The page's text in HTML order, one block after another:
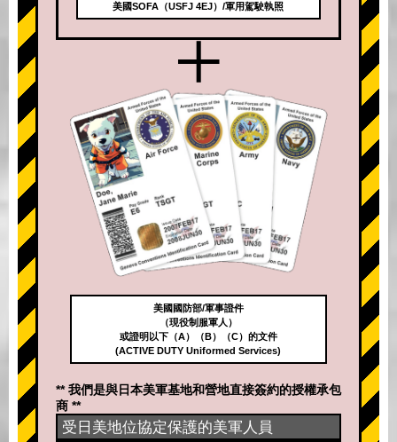
美國SOFA（USFJ 4EJ）/軍用駕駛執照
+
美國國防部/軍事證件
（現役制服軍人）
或證明以下（A）（B）（C）的文件
(ACTIVE DUTY Uniformed Services)
** 我們是與日本美軍基地和營地直接簽約的授權承包
商 **
受日美地位協定保護的美軍人員